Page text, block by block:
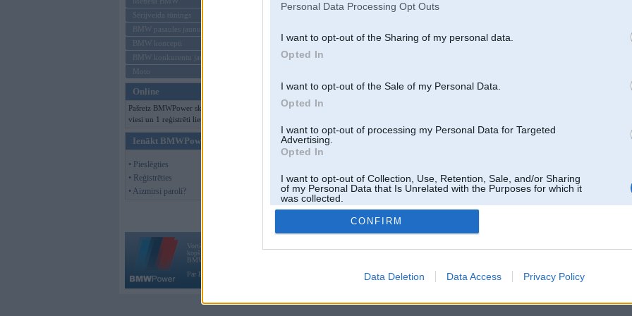
Personal Data Processing Opt Outs
I want to opt-out of the Sharing of my personal data.
Opted In
I want to opt-out of the Sale of my Personal Data.
Opted In
I want to opt-out of processing my Personal Data for Targeted
Advertising.
Opted In
I want to opt-out of Collection, Use, Retention, Sale, and/or Sharing
of my Personal Data that Is Unrelated with the Purposes for which it
was collected.
Opted Out
CONFIRM
Data Deletion Data Access Privacy Policy
Sērijveida tūnings
BMW pasaules jaunumi
BMW koncepti
BMW konkurentu jaunumi
Moto
Online
Pašreiz BMWPower skatās 130
viesi un 1 reģistrēti lietotāji.
Ienākt BMWPower
• Pieslēgties
• Reģistrēties
• Aizmirsi paroli?
Vortāls BMWPower.lv darbojas
kopš 2002. gada 14. maija. Tas nav auto klubs un nav saistīts ar
BMW AG.
Par BMWPower